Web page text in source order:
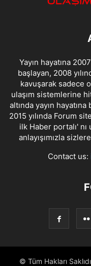
Yayın hayatına
başlayan, 2008
kavuşarak sadece
ulaşım sistemlerine
altında yayın
2015 yılında Forum
ilk Haber portalı'
anlayışımızla
Contact us:
© Tüm Hakları